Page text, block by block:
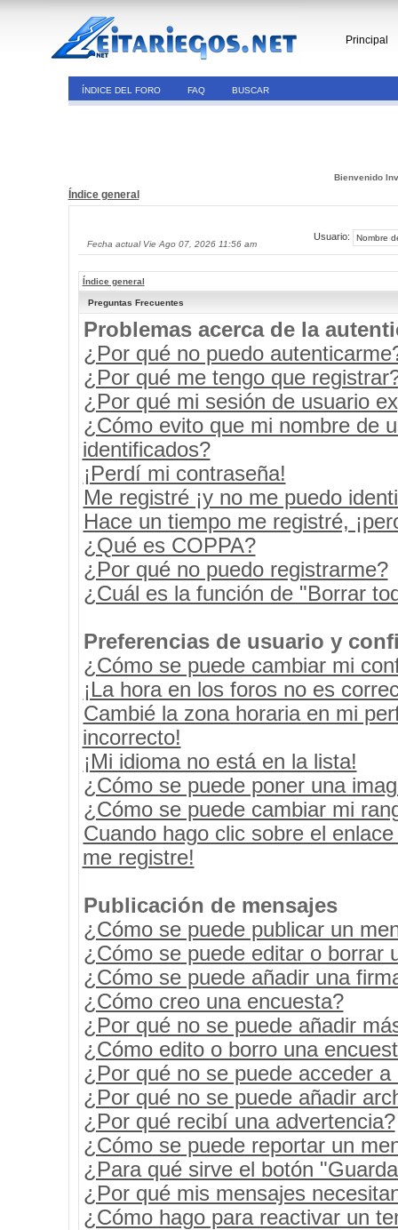
Principal
ÍNDICE DEL FORO FAQ BUSCAR
Bienvenido
Índice general
Fecha actual Vie Ago 07, 2026 11:56 am
Usuario:
Índice general
Preguntas Frecuentes
Problemas acerca de la
¿Por qué no puedo
¿Por qué me tengo que
¿Por qué mi sesión de usuario
¿Cómo evito que mi nombre de
identificados?
¡Perdí mi contraseña!
Me registré ¡y no me puedo
Hace un tiempo me registré,
¿Qué es COPPA?
¿Por qué no puedo registrarme?
¿Cuál es la función de "Borrar
Preferencias de usuario y
¿Cómo se puede cambiar mi
¡La hora en los foros no es
Cambié la zona horaria en mi
incorrecto!
¡Mi idioma no está en la lista!
¿Cómo se puede poner una
¿Cómo se puede cambiar mi
Cuando hago clic sobre el
me registre!
Publicación de mensajes
¿Cómo se puede publicar un
¿Cómo se puede editar o borrar
¿Cómo se puede añadir una
¿Cómo creo una encuesta?
¿Por qué no se puede añadir
¿Cómo edito o borro una
¿Por qué no se puede acceder a
¿Por qué no se puede añadir
¿Por qué recibí una advertencia?
¿Cómo se puede reportar un
¿Para qué sirve el botón
¿Por qué mis mensajes
¿Cómo hago para reactivar un